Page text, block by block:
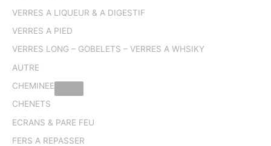
VERRES A LIQUEUR & A DIGESTIF
VERRES A PIED
VERRES LONG – GOBELETS – VERRES A WHSIKY
AUTRE
CHEMINEE
CHENETS
ECRANS & PARE FEU
FERS A REPASSER